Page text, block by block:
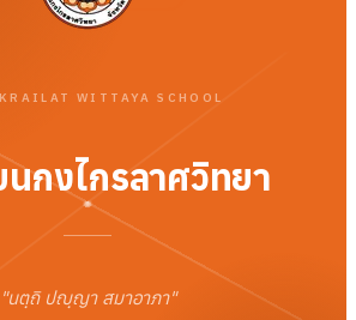
WITTAYA SCHOOL
นกงไกรลาศวิทยา
"นตฺถิ ปญฺญา สมาอาภา"